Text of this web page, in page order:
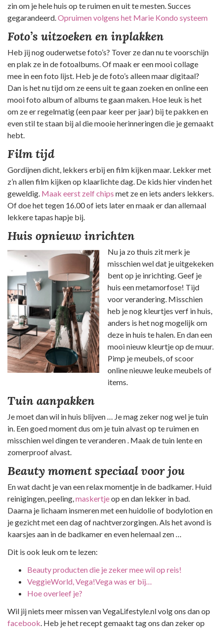
zin om je hele huis op te ruimen en uit te mesten. Succes
gegarandeerd. Opruimen volgens het Marie Kondo systeem
Foto’s uitzoeken en inplakken
Heb jij nog ouderwetse foto’s? Tover ze dan nu te voorschijn
en plak ze in de fotoalbums. Of maak er een mooi collage
mee in een foto lijst. Heb je de foto’s alleen maar digitaal?
Dan is het nu tijd om ze eens uit te gaan zoeken en online een
mooi foto album of albums te gaan maken. Hoe leuk is het
om ze er regelmatig (een paar keer per jaar) bij te pakken en
even stil te staan bij al die mooie herinneringen die je gemaakt
hebt.
Film tijd
Gordijnen dicht, lekkers erbij en film kijken maar. Lekker met
z’n allen film kijken op klaarlichte dag. De kids hier vinden het
geweldig. Maak eerst zelf chips met ze en iets anders lekkers.
Of doe het tegen 16.00 of iets later en maak er dan allemaal
lekkere tapas hapje bij.
Huis opnieuw inrichten
Nu ja zo thuis zit merk je
misschien wel dat je uitgekeken
bent op je inrichting. Geef je
huis een metamorfose! Tijd
voor verandering. Misschien
heb je nog kleurtjes verf in huis,
anders is het nog mogelijk om
deze in huis te halen. En dan een
mooi nieuw kleurtje op de muur.
Pimp je meubels, of scoor
online nieuwe leuke meubels of
items.
Tuin aanpakken
Je moet dan wil in huis blijven … Je mag zeker nog wel je tuin
in. Een goed moment dus om je tuin alvast op te ruimen en
misschien wel dingen te veranderen . Maak de tuin lente en
zomerproof alvast.
Beauty moment speciaal voor jou
En wat dacht je van een relax momentje in de badkamer. Huid
reinigingen, peeling, maskertjeop en dan lekker in bad.
Daarna je lichaam insmeren met een huidolie of bodylotion en
je gezicht met een dag of nachtverzorgingen. Als het avond is
kaarsjes aan in de badkamer en even helemaal zen …
Dit is ook leuk om te lezen:
Beauty producten die je zeker mee wil op reis!
VeggieWorld, Vega!Vega was er bij…
Hoe overleef je?
Wil jij niets meer missen van VegaLifestyle.nl volg ons dan op
facebook . Heb je het recept gemaakt tag ons dan zeker op